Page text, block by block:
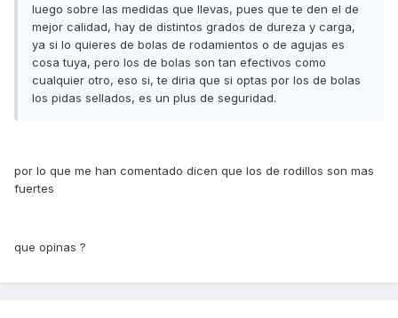
luego sobre las medidas que llevas, pues que te den el de
mejor calidad, hay de distintos grados de dureza y carga,
ya si lo quieres de bolas de rodamientos o de agujas es
cosa tuya, pero los de bolas son tan efectivos como
cualquier otro, eso si, te diria que si optas por los de bolas
los pidas sellados, es un plus de seguridad.
por lo que me han comentado dicen que los de rodillos son mas
fuertes
que opinas ?